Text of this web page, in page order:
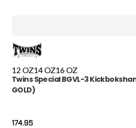
12 OZ14 OZ16 OZ
Twins Special BGVL-3
GOLD)
174.95